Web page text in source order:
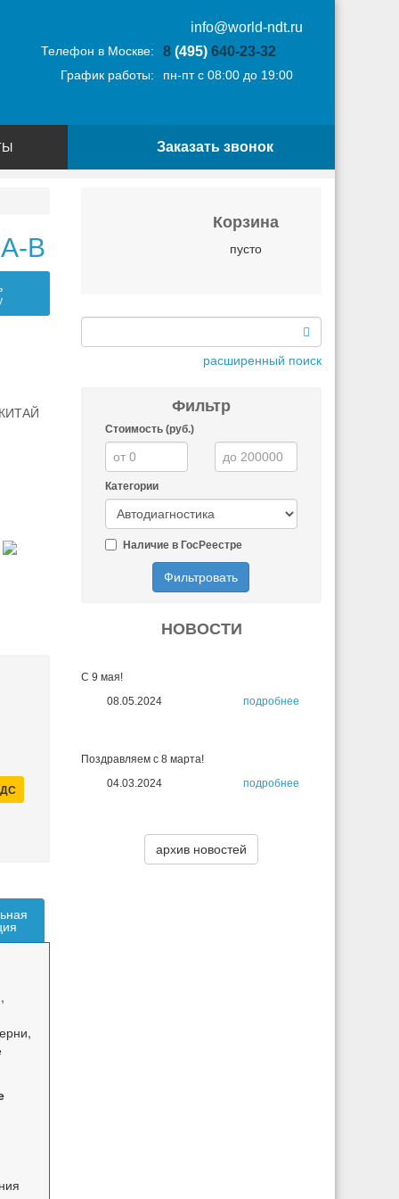
info@world-ndt.ru
Телефон в Москве: 8 (495)640-23-32
График работы: пн-пт с 08:00 до 19:00
Заказать звонок
B
Корзина
пусто
расширенный поиск
Фильтр
Стоимость (руб.)
Категории
Наличие в ГосРеестре
Фильтровать
НОВОСТИ
С 9 мая!
08.05.2024
подробнее
Поздравляем с 8 марта!
04.03.2024
подробнее
архив новостей